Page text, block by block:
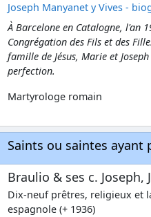
Joseph Manyanet y Vives -
À Barcelone en Catalogne, l'an
Congrégation des Fils et des
famille de Jésus, Marie et
perfection.
Martyrologe romain
Saints ou saintes
Braulio & ses c. Joseph,
Dix-neuf prêtres, religieux et
espagnole (+ 1936)